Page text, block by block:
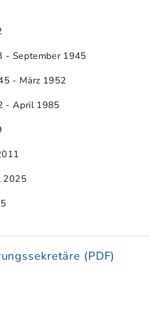
- September 1945
- März 1952
- April 1985
2025
(PDF)